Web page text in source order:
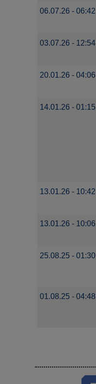
06.07.26 - 06:42
03.07.26 - 12:54
20.01.26 - 04:06
14.01.26 - 01:15
13.01.26 - 10:42
13.01.26 - 10:06
25.08.25 - 01:30
01.08.25 - 04:48